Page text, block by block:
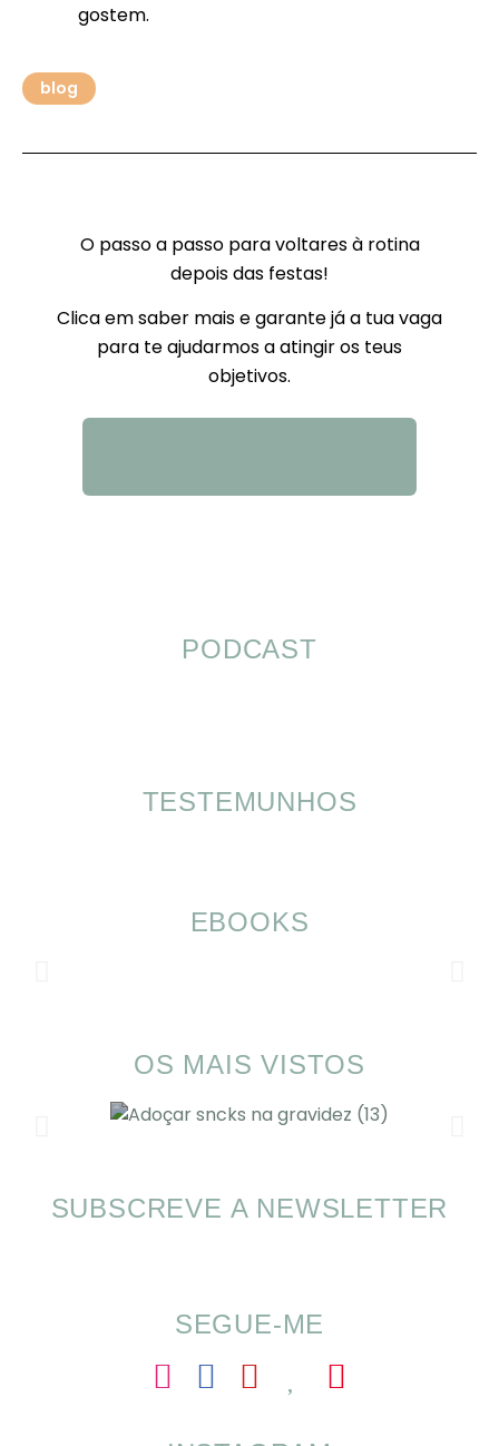
gostem.
blog
O passo a passo para voltares à rotina
depois das festas!
Clica em saber mais e garante já a tua vaga
para te ajudarmos a atingir os teus
objetivos.
PODCAST
TESTEMUNHOS
EBOOKS
OS MAIS VISTOS
Alimentação nas férias com SOMP
SUBSCREVE A NEWSLETTER
SEGUE-ME